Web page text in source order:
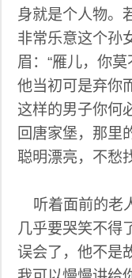
身就是个人物。
非常乐意这个
眉：“雁儿，你
他当初可是弃你
这样的男子你何
回唐家堡，那里
聪明漂亮，不
听着面前的老
几乎要哭笑不得
误会了，他不是